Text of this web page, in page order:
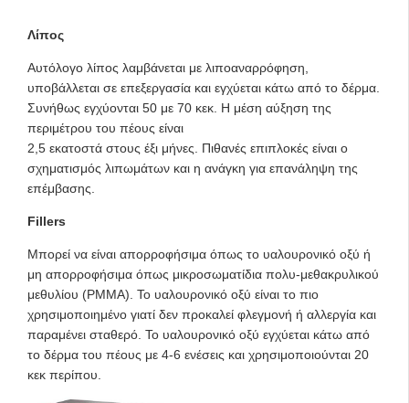
Λίπος
Αυτόλογο λίπος λαμβάνεται με λιποαναρρόφηση,
υποβάλλεται σε επεξεργασία και εγχύεται κάτω από το δέρμα.
Συνήθως εγχύονται 50 με 70 κεκ. Η μέση αύξηση της
περιμέτρου του πέους είναι
2,5 εκατοστά στους έξι μήνες. Πιθανές επιπλοκές είναι ο
σχηματισμός λιπωμάτων και η ανάγκη για επανάληψη της
επέμβασης.
Fillers
Μπορεί να είναι απορροφήσιμα όπως το υαλουρονικό οξύ ή
μη απορροφήσιμα όπως μικροσωματίδια πολυ-μεθακρυλικού
μεθυλίου (PMMA). Το υαλουρονικό οξύ είναι το πιο
χρησιμοποιημένο γιατί δεν προκαλεί φλεγμονή ή αλλεργία και
παραμένει σταθερό. Το υαλουρονικό οξύ εγχύεται κάτω από
το δέρμα του πέους με 4-6 ενέσεις και χρησιμοποιούνται 20
κεκ περίπου.